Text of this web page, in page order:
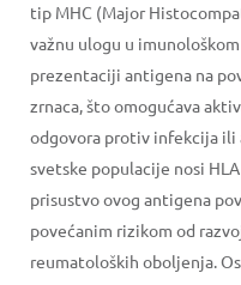
tip MHC (Major
važnu ulogu u
prezentaciji antigena na
zrnaca, što omogućava
odgovora protiv infekcija ili
svetske populacije nosi
prisustvo ovog antigena
povećanim rizikom od
reumatoloških oboljenja.